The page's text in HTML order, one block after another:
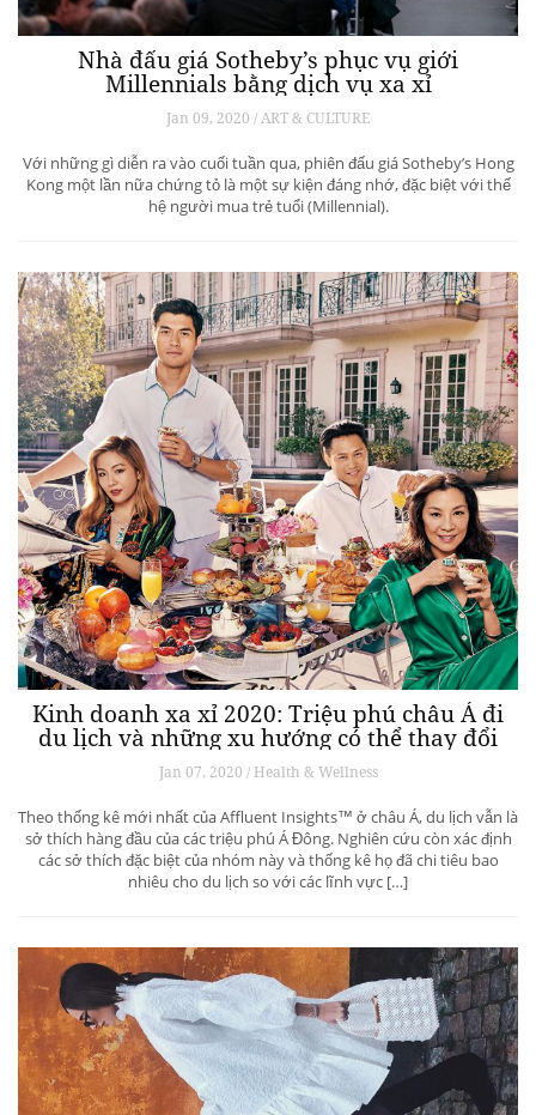
Nhà đấu giá Sotheby’s phục vụ giới
Millennials bằng dịch vụ xa xỉ
Jan 09, 2020 / ART & CULTURE
Với những gì diễn ra vào cuối tuần qua, phiên đấu giá Sotheby’s Hong
Kong một lần nữa chứng tỏ là một sự kiện đáng nhớ, đặc biệt với thế
hệ người mua trẻ tuổi (Millennial).
Kinh doanh xa xỉ 2020: Triệu phú châu Á đi
du lịch và những xu hướng có thể thay đổi
ngành du lịch thượng lưu
Jan 07, 2020 / Health & Wellness
Theo thống kê mới nhất của Affluent Insights™ ở châu Á, du lịch vẫn là
sở thích hàng đầu của các triệu phú Á Đông. Nghiên cứu còn xác định
các sở thích đặc biệt của nhóm này và thống kê họ đã chi tiêu bao
nhiêu cho du lịch so với các lĩnh vực […]